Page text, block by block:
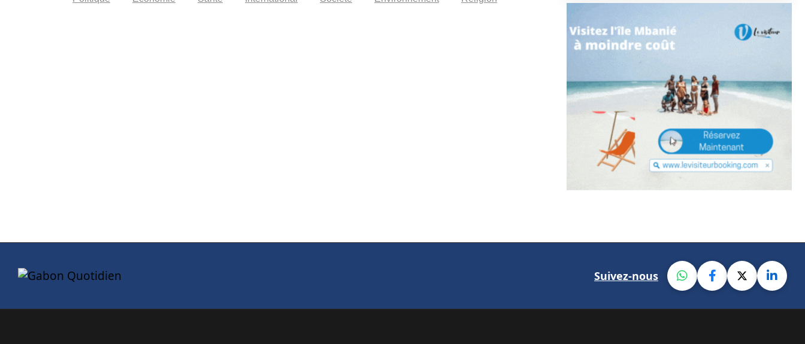
Suivez-nous